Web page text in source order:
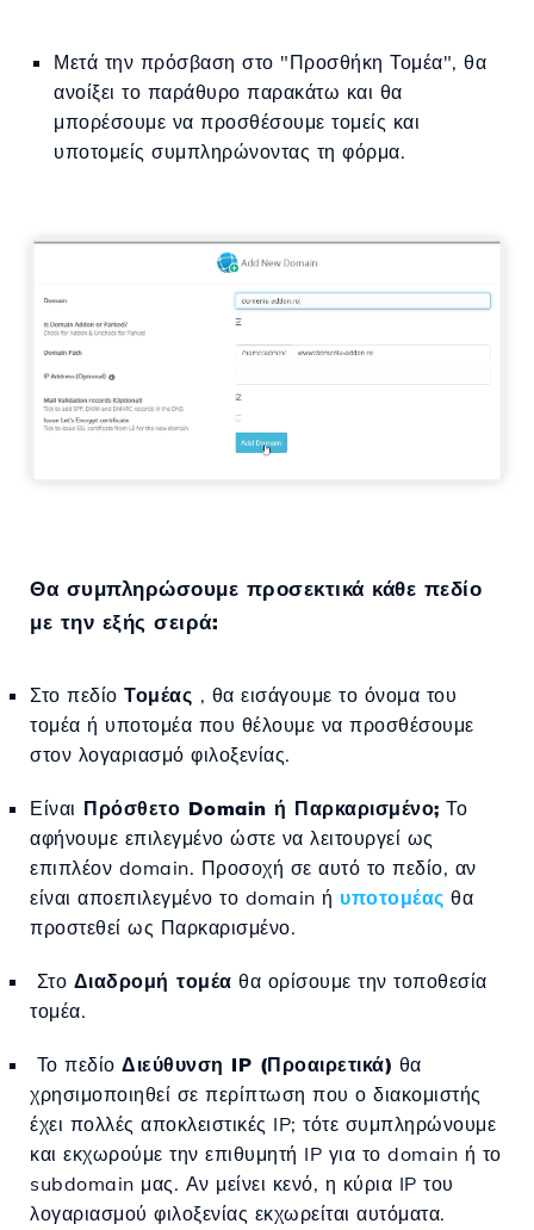
Μετά την πρόσβαση στο "Προσθήκη Τομέα", θα
ανοίξει το παράθυρο παρακάτω και θα
μπορέσουμε να προσθέσουμε τομείς και
υποτομείς συμπληρώνοντας τη φόρμα.
Θα συμπληρώσουμε προσεκτικά κάθε πεδίο
με την εξής σειρά:
Στο πεδίο Τομέας , θα εισάγουμε το όνομα του
τομέα ή υποτομέα που θέλουμε να προσθέσουμε
στον λογαριασμό φιλοξενίας.
Είναι Πρόσθετο Domain ή Παρκαρισμένο; Το
αφήνουμε επιλεγμένο ώστε να λειτουργεί ως
επιπλέον domain. Προσοχή σε αυτό το πεδίο, αν
είναι αποεπιλεγμένο το domain ή υποτομέας θα
προστεθεί ως Παρκαρισμένο.
Στο Διαδρομή τομέα θα ορίσουμε την τοποθεσία
τομέα.
Το πεδίο Διεύθυνση IP (Προαιρετικά) θα
χρησιμοποιηθεί σε περίπτωση που ο διακομιστής
έχει πολλές αποκλειστικές IP; τότε συμπληρώνουμε
και εκχωρούμε την επιθυμητή IP για το domain ή το
subdomain μας. Αν μείνει κενό, η κύρια IP του
λογαριασμού φιλοξενίας εκχωρείται αυτόματα.